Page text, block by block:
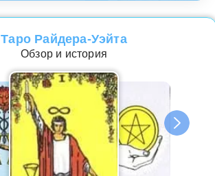
Таро Райдера-Уэйта
Обзор и история